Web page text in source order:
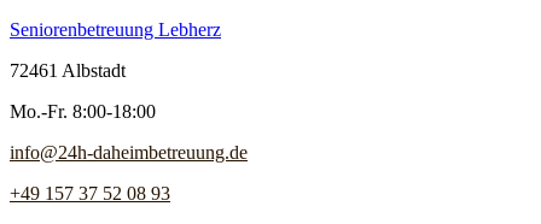
Seniorenbetreuung Lebherz
72461 Albstadt
Mo.-Fr. 8:00-18:00
info@24h-daheimbetreuung.de
+49 157 37 52 08 93